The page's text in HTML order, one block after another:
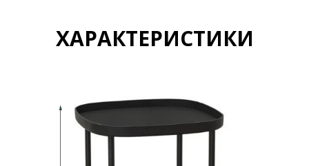
ХАРАКТЕРИСТИКИ